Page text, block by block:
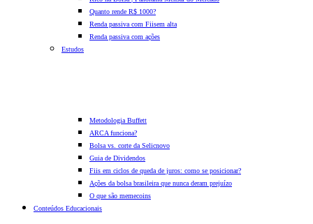
Quanto rende R$ 1000?
Renda passiva com Fiisem alta
Renda passiva com ações
Estudos
Metodologia Buffett
ARCA funciona?
Bolsa vs. corte da Selicnovo
Guia de Dividendos
Fiis em ciclos de queda de juros: como se posicionar?
Ações da bolsa brasileira que nunca deram prejuízo
O que são memecoins
Conteúdos Educacionais